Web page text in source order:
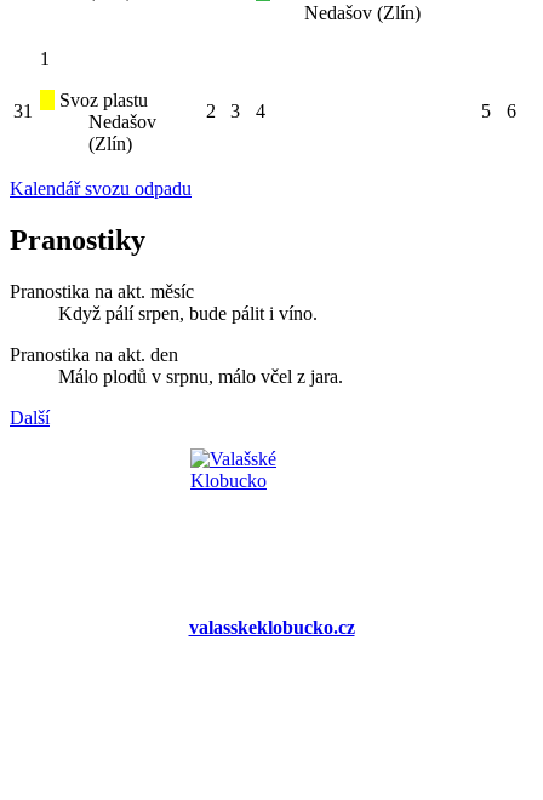
Nedašov (Zlín)
31
1
Svoz plastu
Nedašov
(Zlín)
2 3 4 5 6
Kalendář svozu odpadu
Pranostiky
Pranostika na akt. měsíc
Když pálí srpen, bude pálit i víno.
Pranostika na akt. den
Málo plodů v srpnu, málo včel z jara.
Další
valasskeklobucko.cz